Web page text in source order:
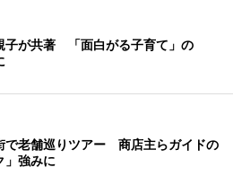
子が共著 「面白がる子育て」の
で老舗巡りツアー 商店主らガイドの
」強みに